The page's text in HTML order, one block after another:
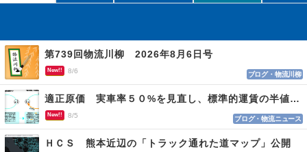
第739回物流川柳 2026年8月6日号
New!! 8/6 ブログ・物流川柳
適正原価 実車率５０%を見直し、標準的運賃の半値の恐れも
New!! 8/5 ブログ・物流ニュース
ＨＣＳ 熊本近辺の「トラック通れた道マップ」公開